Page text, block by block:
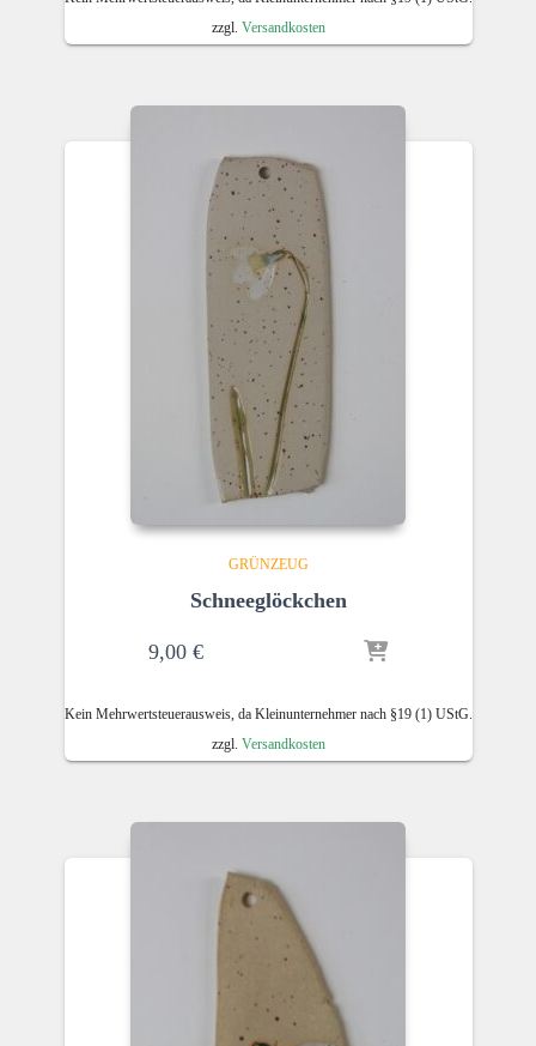
zzgl. Versandkosten
GRÜNZEUG
Schneeglöckchen
9,00 €
Kein Mehrwertsteuerausweis, da Kleinunternehmer nach §19 (1) UStG.
zzgl. Versandkosten